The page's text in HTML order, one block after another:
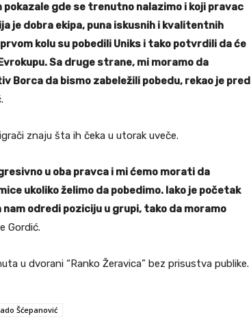
pokazale gde se trenutno nalazimo i koji pravac
je dobra ekipa, puna iskusnih i kvalitentnih
kolu su pobedili Uniks i tako potvrdili da će
Sa druge strane, mi moramo da
Borca da bismo zabeležili pobedu, rekao je pred
znaju šta ih čeka u utorak uveče.
u oba pravca i mi ćemo morati da
ukoliko želimo da pobedimo. Iako je početak
odredi poziciju u grupi, tako da moramo
Gordić.
u dvorani “Ranko Žeravica” bez prisustva publike.
Šćepanović